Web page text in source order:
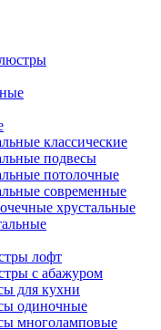
классические
подвесы
потолочные
современные
хрустальные
лофт
с абажуром
для кухни
одиночные
многоламповые